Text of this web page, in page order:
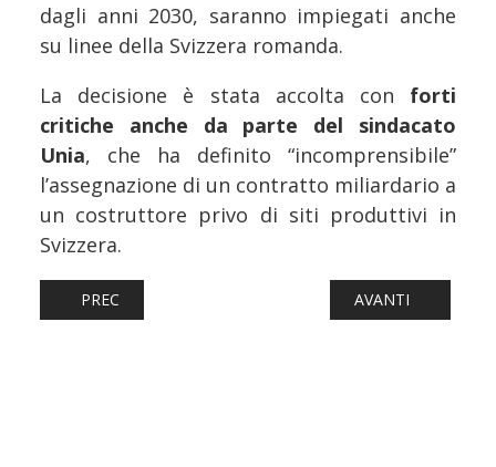
dagli anni 2030, saranno impiegati anche
su linee della Svizzera romanda.
La decisione è stata accolta con forti
critiche anche da parte del sindacato
Unia, che ha definito “incomprensibile”
l’assegnazione di un contratto miliardario a
un costruttore privo di siti produttivi in
Svizzera.
ARTICOLO PRECEDENTE: FERROVIE: GUASTO SUL
PREC ARTICOLO
AVANTI